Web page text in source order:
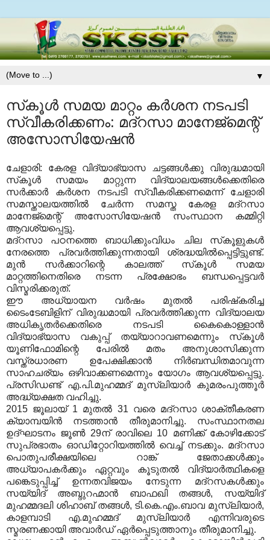
▼
സ്‌കൂള്‍ സമയ മാറ്റം കര്‍ശന നടപടി
സ്വീകരിക്കണം: മദ്‌റസാ മാനേജ്‌മെന്റ്
അസോസിയേഷന്‍
ചേളാരി: കേരള വിദ്യാഭ്യാസ ചട്ടങ്ങള്‍ക്കു വിരുദ്ധമായി
സ്‌കൂള്‍ സമയം മാറ്റുന്ന വിദ്യാലയങ്ങള്‍ക്കെതിരെ
സര്‍ക്കാര്‍ കര്‍ശന നടപടി സ്വീകരിക്കണമെന്ന് ചേളാരി
സമസ്താലയത്തില്‍ ചേര്‍ന്ന സമസ്ത കേരള മദ്‌റസാ
മാനേജ്‌മെന്റ് അസോസിയേഷന്‍ സംസ്ഥാന കമ്മിറ്റി
ആവശ്യപ്പെട്ടു.
മദ്‌റസാ പഠനത്തെ ബാധിക്കുംവിധം ചില സ്‌കൂളുകള്‍
നേരത്തെ പ്രവര്‍ത്തിക്കുന്നതായി ശ്രദ്ധയില്‍പ്പെട്ടിട്ടുണ്ട്.
മുന്‍ സര്‍ക്കാറിന്റെ കാലത്ത് സ്‌കൂള്‍ സമയ
മാറ്റത്തിനെതിരെ നടന്ന പ്രക്ഷോഭം ബന്ധപ്പെട്ടവര്‍
വിസ്മരിക്കരുത്.
ഈ അധ്യായന വര്‍ഷം മുതല്‍ പരിഷ്‌കരിച്ച
ടൈംടേബിളിന് വിരുദ്ധമായി പ്രവര്‍ത്തിക്കുന്ന വിദ്യാലയ
അധികൃതര്‍ക്കെതിരെ നടപടി കൈകൊള്ളാന്‍
വിദ്യാഭ്യാസ വകുപ്പ് തയ്യാറാവണമെന്നും സ്‌കൂള്‍
യൂണിഫോമിന്റെ പേരില്‍ മതം അനുശാസിക്കുന്ന
വസ്ത്രധാരണ ഉപേക്ഷിക്കാന്‍ നിര്‍ബന്ധിതമാവുന്ന
സാഹചര്യം ഒഴിവാക്കണമെന്നും യോഗം ആവശ്യപ്പെട്ടു.
പ്രസിഡണ്ട് എ.പി.മുഹമ്മദ് മുസ്‌ലിയാര്‍ കുമരംപുത്തൂര്‍
അദ്ധ്യക്ഷത വഹിച്ചു.
2015 ജൂലായ് 1 മുതല്‍ 31 വരെ മദ്‌റസാ ശാക്തീകരണ
ക്യാമ്പയിന്‍ നടത്താന്‍ തീരുമാനിച്ചു. സംസ്ഥാനതല
ഉദ്ഘാടനം ജൂണ്‍ 29ന് രാവിലെ 10 മണിക്ക് കോഴിക്കോട്
സുപ്രഭാതം ഓഡിറ്റോറിയത്തില്‍ വെച്ച് നടക്കും. മദ്‌റസാ
പൊതുപരീക്ഷയിലെ റാങ്ക് ജേതാക്കള്‍ക്കും
അധ്യാപകര്‍ക്കും ഏറ്റവും കൂടുതല്‍ വിദ്യാര്‍ത്ഥികളെ
പങ്കെടുപ്പിച്ച് ഉന്നതവിജയം നേടുന്ന മദ്‌റസകള്‍ക്കും
സയ്യിദ് അബ്ദുറഹ്മാന്‍ ബാഫഖി തങ്ങള്‍, സയ്യിദ്
മുഹമ്മദലി ശിഹാബ് തങ്ങള്‍, ടി.കെ.എം.ബാവ മുസ്‌ലിയാര്‍,
കാളമ്പാടി എ.മുഹമ്മദ് മുസ്‌ലിയാര്‍ എന്നിവരുടെ
സ്മരണക്കായി അവാര്‍ഡ് ഏര്‍പ്പെടുത്താനും തീരുമാനിച്ചു.